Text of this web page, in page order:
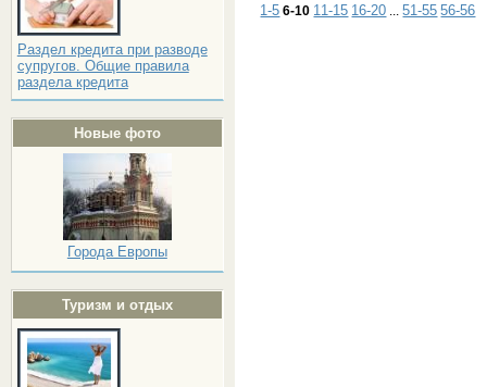
Раздел кредита при разводе
супругов. Общие правила
раздела кредита
Новые фото
Города Европы
Туризм и отдых
1-5 6-10 11-15 16-20 51-55 56-56